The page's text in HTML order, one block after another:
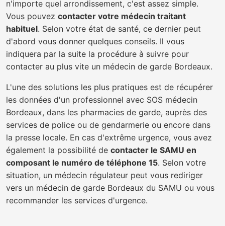
n'importe quel arrondissement, c'est assez simple.
Vous pouvez contacter votre médecin traitant
habituel. Selon votre état de santé, ce dernier peut
d'abord vous donner quelques conseils. Il vous
indiquera par la suite la procédure à suivre pour
contacter au plus vite un médecin de garde Bordeaux.
L'une des solutions les plus pratiques est de récupérer
les données d'un professionnel avec SOS médecin
Bordeaux, dans les pharmacies de garde, auprès des
services de police ou de gendarmerie ou encore dans
la presse locale. En cas d'extrême urgence, vous avez
également la possibilité de contacter le SAMU en
composant le numéro de téléphone 15. Selon votre
situation, un médecin régulateur peut vous rediriger
vers un médecin de garde Bordeaux du SAMU ou vous
recommander les services d'urgence.